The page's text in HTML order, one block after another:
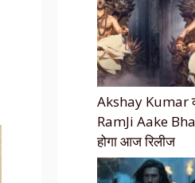
Akshay Kumar
RamJi Aake
होगा आज रिलीज